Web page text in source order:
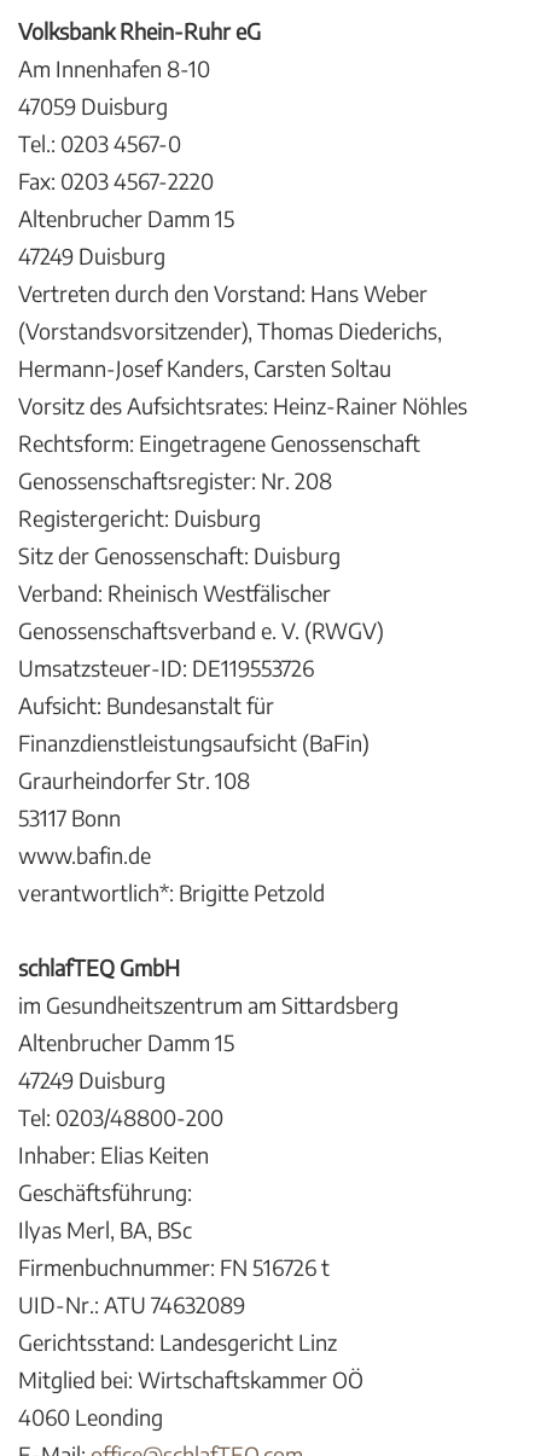
Volksbank Rhein-Ruhr eG
Am Innenhafen 8-10
47059 Duisburg
Tel.: 0203 4567-0
Fax: 0203 4567-2220
Altenbrucher Damm 15
47249 Duisburg
Vertreten durch den Vorstand: Hans Weber
(Vorstandsvorsitzender), Thomas Diederichs,
Hermann-Josef Kanders, Carsten Soltau
Vorsitz des Aufsichtsrates: Heinz-Rainer Nöhles
Rechtsform: Eingetragene Genossenschaft
Genossenschaftsregister: Nr. 208
Registergericht: Duisburg
Sitz der Genossenschaft: Duisburg
Verband: Rheinisch Westfälischer
Genossenschaftsverband e. V. (RWGV)
Umsatzsteuer-ID: DE119553726
Aufsicht: Bundesanstalt für
Finanzdienstleistungsaufsicht (BaFin)
Graurheindorfer Str. 108
53117 Bonn
www.bafin.de
verantwortlich*: Brigitte Petzold
schlafTEQ GmbH
im Gesundheitszentrum am Sittardsberg
Altenbrucher Damm 15
47249 Duisburg
Tel: 0203/48800-200
Inhaber: Elias Keiten
Geschäftsführung:
Ilyas Merl, BA, BSc
Firmenbuchnummer: FN 516726 t
UID-Nr.: ATU 74632089
Gerichtsstand: Landesgericht Linz
Mitglied bei: Wirtschaftskammer OÖ
4060 Leonding